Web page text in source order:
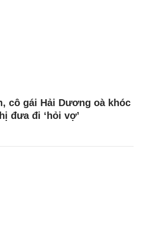
cô gái Hải Dương oà khóc
đưa đi ‘hỏi vợ’